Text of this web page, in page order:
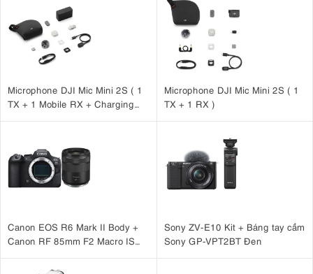
Microphone DJI Mic Mini 2S ( 1
TX + 1 Mobile RX + Charging
Microphone DJI Mic Mini 2S ( 1
TX + 1 RX )
Canon EOS R6 Mark II Body +
Canon RF 85mm F2 Macro IS
Sony ZV-E10 Kit + Báng tay cầm
Sony GP-VPT2BT Đen